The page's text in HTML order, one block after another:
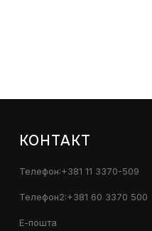
КОНТАКТ
Телефон:+381 11 3370-509
Телефон2:+381 60 3370 500
Е-пошта